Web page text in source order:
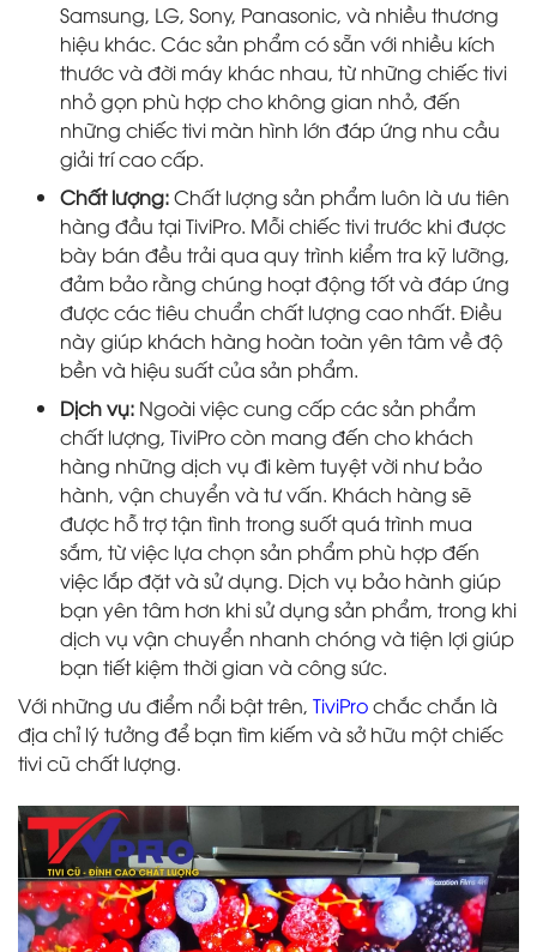
Samsung, LG, Sony, Panasonic, và nhiều thương
hiệu khác. Các sản phẩm có sẵn với nhiều kích
thước và đời máy khác nhau, từ những chiếc tivi
nhỏ gọn phù hợp cho không gian nhỏ, đến
những chiếc tivi màn hình lớn đáp ứng nhu cầu
giải trí cao cấp.
Chất lượng:Chất lượng sản phẩm luôn là ưu tiên
hàng đầu tại TiviPro. Mỗi chiếc tivi trước khi được
bày bán đều trải qua quy trình kiểm tra kỹ lưỡng,
đảm bảo rằng chúng hoạt động tốt và đáp ứng
được các tiêu chuẩn chất lượng cao nhất. Điều
này giúp khách hàng hoàn toàn yên tâm về độ
bền và hiệu suất của sản phẩm.
Dịch vụ: Ngoài việc cung cấp các sản phẩm
chất lượng, TiviPro còn mang đến cho khách
hàng những dịch vụ đi kèm tuyệt vời như bảo
hành, vận chuyển và tư vấn. Khách hàng sẽ
được hỗ trợ tận tình trong suốt quá trình mua
sắm, từ việc lựa chọn sản phẩm phù hợp đến
việc lắp đặt và sử dụng. Dịch vụ bảo hành giúp
bạn yên tâm hơn khi sử dụng sản phẩm, trong khi
dịch vụ vận chuyển nhanh chóng và tiện lợi giúp
bạn tiết kiệm thời gian và công sức.
Với những ưu điểm nổi bật trên, TiviProchắc chắn là
địa chỉ lý tưởng để bạn tìm kiếm và sở hữu một chiếc
tivi cũ chất lượng.